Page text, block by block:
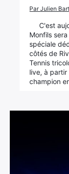
Par Julien
C'est
Monfils
spéciale
côtés de
Tennis
live, à
champion